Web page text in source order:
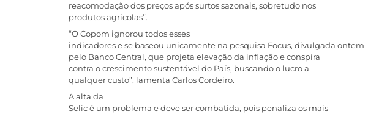
reacomodação dos preços após surtos sazonais, sobretudo nos
produtos agrícolas”.
“O Copom ignorou todos esses
indicadores e se baseou unicamente na pesquisa Focus, divulgada ontem
pelo Banco Central, que projeta elevação da inflação e conspira
contra o crescimento sustentável do País, buscando o lucro a
qualquer custo”, lamenta Carlos Cordeiro.
A alta da
Selic é um problema e deve ser combatida, pois penaliza os mais